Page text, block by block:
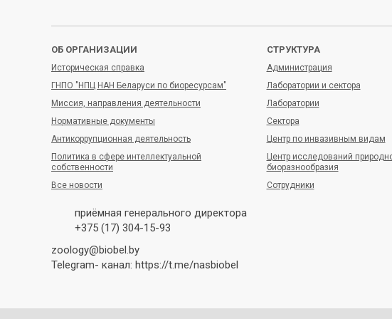
Заместитель
Главный бухгалтер
Ведущий
ОБ ОРГАНИЗАЦИИ
Историческая справка
ГНПО "НПЦ НАН Беларуси по биоресурсам"
Миссия, направления деятельности
Нормативные документы
Антикоррупционная деятельность
Политика в сфере интеллектуальной
собственности
Все новости
СТРУКТУРА
Администрация
Лаборатории и сектора
Лаборатории
Сектора
Центр по инвазивным видам
Центр исследований
биоразнообразия
Сотрудники
приёмная генерального директора
+375 (17) 304-15-93
zoology@biobel.by
Telegram- канал: https://t.me/nasbiobel